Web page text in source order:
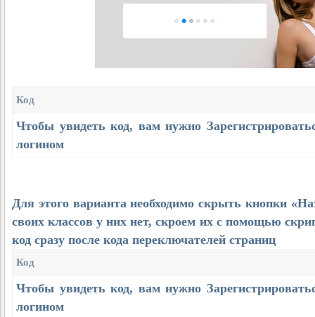
Код
Чтобы увидеть код, вам нужно
логином
Для этого варианта необходимо скрыть кнопки
своих классов у них нет, скроем их с помощью
код сразу после кода переключателей страниц
Код
Чтобы увидеть код, вам нужно
логином